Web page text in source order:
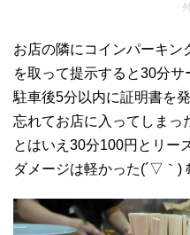
お店の隣にコインパーキン
を取って提示すると30分
駐車後5分以内に証明書を
忘れてお店に入ってしまっ
とはいえ30分100円とリー
ダメージは軽かった(´▽｀)